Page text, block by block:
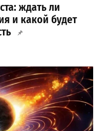
ждать ли
и какой будет